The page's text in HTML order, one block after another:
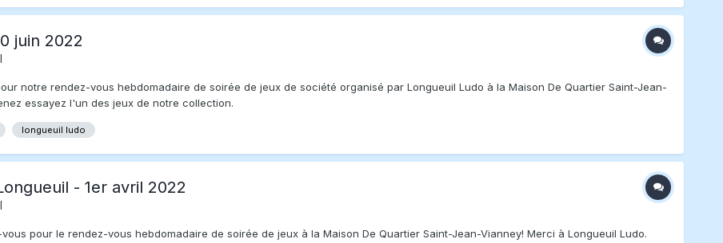
juin 2022
notre rendez-vous hebdomadaire de soirée de jeux de société organisé par Longueuil Ludo à la Maison De Quartier Saint-Jean-
essayez l'un des jeux de notre collection.
longueuil ludo
- 1er avril 2022
pour le rendez-vous hebdomadaire de soirée de jeux à la Maison De Quartier Saint-Jean-Vianney! Merci à Longueuil Ludo.